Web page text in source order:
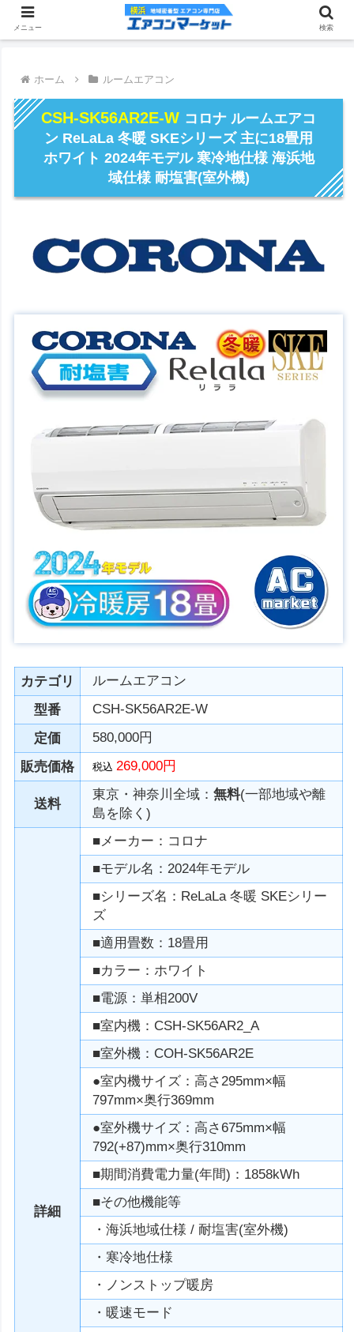
ホーム ルームエアコン
CSH-SK56AR2E-W コロナ ルームエアコ
ン ReLaLa 冬暖 SKEシリーズ 主に18畳用
ホワイト 2024年モデル 寒冷地仕様 海浜地
域仕様 耐塩害(室外機)
カテゴリ
ルームエアコン
型番
CSH-SK56AR2E-W
定価
580,000円
販売価格
税込269,000円
送料
東京・神奈川全域：無料(一部地域や離
島を除く)
詳細
■メーカー：コロナ
■モデル名：2024年モデル
■シリーズ名：ReLaLa 冬暖 SKEシリー
ズ
■適用畳数：18畳用
■カラー：ホワイト
■電源：単相200V
■室内機：CSH-SK56AR2_A
■室外機：COH-SK56AR2E
●室内機サイズ：高さ295mm×幅
797mm×奥行369mm
●室外機サイズ：高さ675mm×幅
792(+87)mm×奥行310mm
■期間消費電力量(年間)：1858kWh
■その他機能等
・海浜地域仕様 / 耐塩害(室外機)
・寒冷地仕様
・ノンストップ暖房
・暖速モード
メニュー 検索